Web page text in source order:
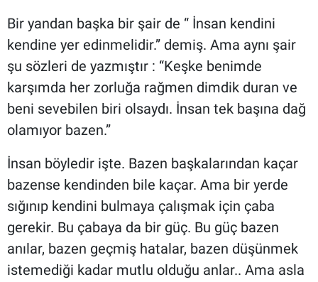
Bir yandan başka bir şair de “ İnsan kendini
kendine yer edinmelidir.” demiş. Ama aynı şair
şu sözleri de yazmıştır : “Keşke benimde
karşımda her zorluğa rağmen dimdik duran ve
beni sevebilen biri olsaydı. İnsan tek başına dağ
olamıyor bazen.”
İnsan böyledir işte. Bazen başkalarından kaçar
bazense kendinden bile kaçar. Ama bir yerde
sığınıp kendini bulmaya çalışmak için çaba
gerekir. Bu çabaya da bir güç. Bu güç bazen
anılar, bazen geçmiş hatalar, bazen düşünmek
istemediği kadar mutlu olduğu anlar.. Ama asla